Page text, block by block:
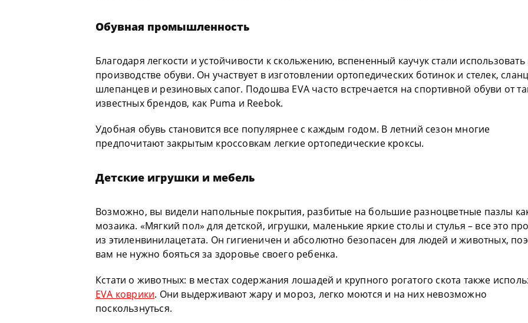
Обувная промышленность
Благодаря легкости и устойчивости к скольжению, вспененный каучук стали использовать
производстве обуви. Он участвует в изготовлении ортопедических ботинок и стелек,
шлепанцев и резиновых сапог. Подошва EVA часто встречается на спортивной обуви от
известных брендов, как Puma и Reebok.
Удобная обувь становится все популярнее с каждым годом. В летний сезон многие
предпочитают закрытым кроссовкам легкие ортопедические кроксы.
Детские игрушки и мебель
Возможно, вы видели напольные покрытия, разбитые на большие разноцветные пазлы
мозаика. «Мягкий пол» для детской, игрушки, маленькие яркие столы и стулья – все это
из этиленвинилацетата. Он гигиеничен и абсолютно безопасен для людей и животных,
вам не нужно бояться за здоровье своего ребенка.
Кстати о животных: в местах содержания лошадей и крупного рогатого скота также
EVA коврики. Они выдерживают жару и мороз, легко моются и на них невозможно
поскользнуться.